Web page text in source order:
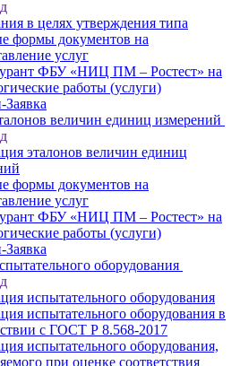
в целях утверждения типа
формы документов на
услуг
ФБУ «НИЦ ПМ – Ростест» на
работы (услуги)
величин единиц измерений
эталонов величин единиц
формы документов на
услуг
ФБУ «НИЦ ПМ – Ростест» на
работы (услуги)
оборудования
испытательного оборудования
испытательного оборудования в
с ГОСТ Р 8.568-2017
испытательного оборудования,
при оценке соответствия